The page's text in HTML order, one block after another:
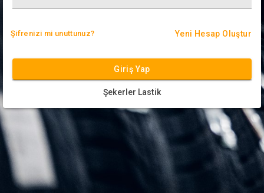
Şifrenizi mi unuttunuz? Yeni Hesap Oluştur
Giriş Yap
Şekerler Lastik